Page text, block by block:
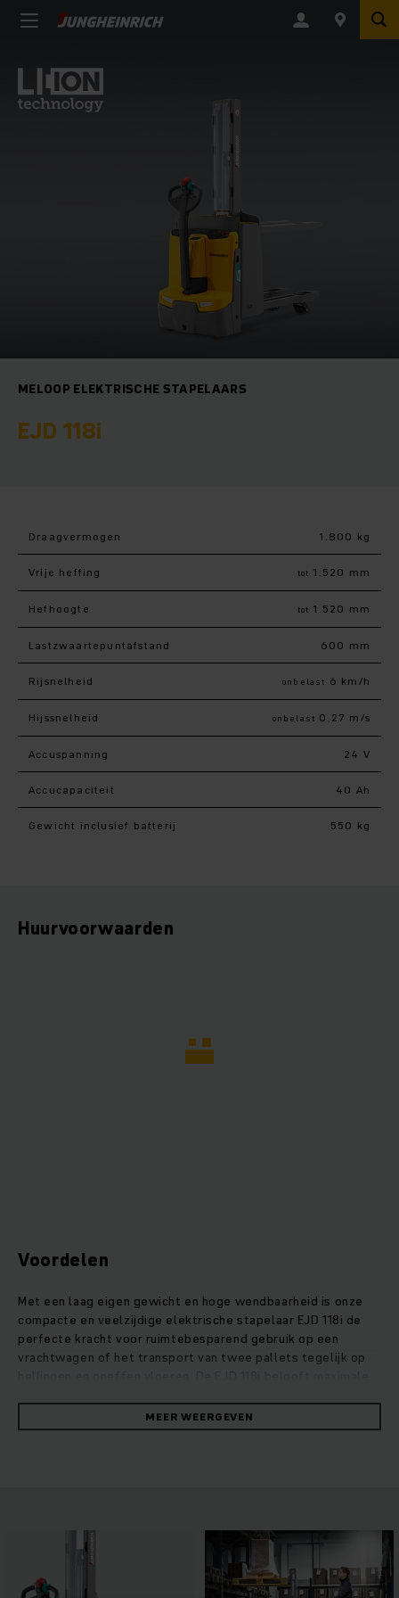
MELOOP ELEKTRISCHE STAPELAARS
EJD 118i
Draagvermogen 1.800 kg
Vrije heffing tot 1.520 mm
Hefhoogte tot 1.520 mm
Lastzwaartepuntafstand 600 mm
Rijsnelheid onbelast 6 km/h
Hijssnelheid onbelast 0,27 m/s
Accuspanning 24 V
Accucapaciteit 40 Ah
Gewicht inclusief batterij 550 kg
Huurvoorwaarden
Voordelen
Met een laag eigen gewicht en hoge wendbaarheid is onze
compacte en veelzijdige elektrische stapelaar EJD 118i de
perfecte kracht voor ruimtebesparend gebruik op een
vrachtwagen of het transport van twee pallets tegelijk op
met geïntegreerde laadtechnologie voor een maximale
flexibiliteit. De koppeling ProTracLink zorgt voor een stabiel
waar klanten aanwezig zijn. Reflectoren voor een betere
zichtbaarheid en een lange dissel met voldoende ruimte
tussen truck en bestuurder bieden een hoge mate van
veiligheid bij elke toepassing.
MEER WEERGEVEN